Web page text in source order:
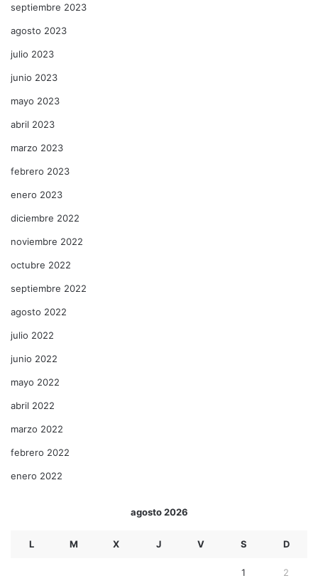
septiembre 2023
agosto 2023
julio 2023
junio 2023
mayo 2023
abril 2023
marzo 2023
febrero 2023
enero 2023
diciembre 2022
noviembre 2022
octubre 2022
septiembre 2022
agosto 2022
julio 2022
junio 2022
mayo 2022
abril 2022
marzo 2022
febrero 2022
enero 2022
agosto 2026
L M X J V S D
1 2